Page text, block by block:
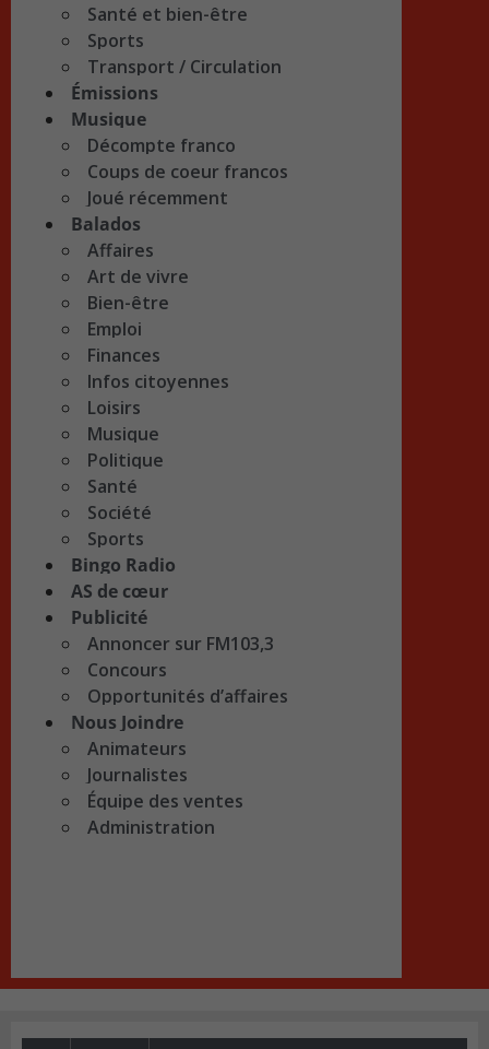
Santé et bien-être
Sports
Transport / Circulation
Émissions
Musique
Décompte franco
Coups de coeur francos
Joué récemment
Balados
Affaires
Art de vivre
Bien-être
Emploi
Finances
Infos citoyennes
Loisirs
Musique
Politique
Santé
Société
Sports
Bingo Radio
AS de cœur
Publicité
Annoncer sur FM103,3
Concours
Opportunités d’affaires
Nous Joindre
Animateurs
Journalistes
Équipe des ventes
Administration